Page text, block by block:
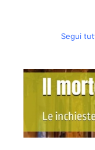
Segui